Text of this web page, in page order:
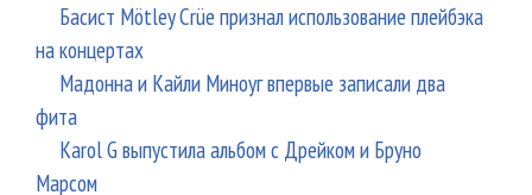
Басист Mötley Crüe признал использование плейбэка
на концертах
Мадонна и Кайли Миноуг впервые записали два
фита
Karol G выпустила альбом с Дрейком и Бруно
Марсом